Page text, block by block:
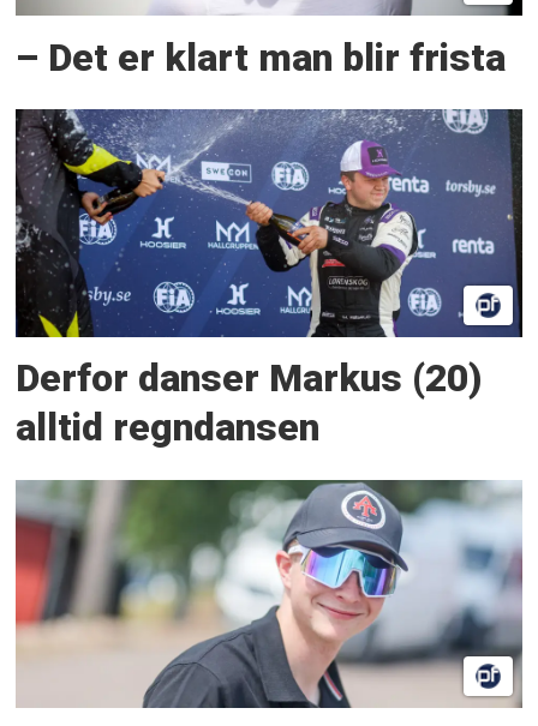
– Det er klart man blir frista
Derfor danser Markus (20)
alltid regndansen